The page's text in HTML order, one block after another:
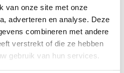
van onze site met onze
adverteren en analyse. Deze
combineren met andere
verstrekt of die ze hebben
gebruik van hun services.